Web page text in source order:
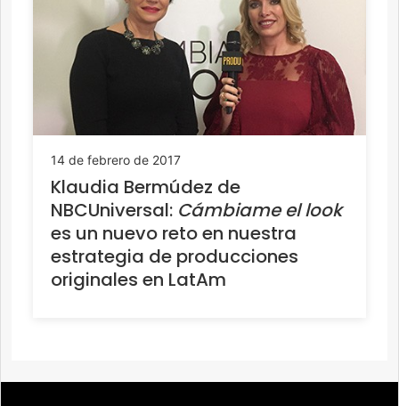
14 de febrero de 2017
Klaudia Bermúdez de
NBCUniversal: Cámbiame el look
es un nuevo reto en nuestra
estrategia de producciones
originales en LatAm